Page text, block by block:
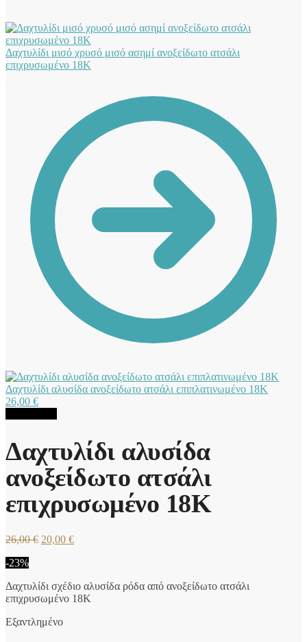
Δαχτυλίδι μισό χρυσό μισό ασημί ανοξείδωτο ατσάλι
επιχρυσωμένο 18Κ
Δαχτυλίδι αλυσίδα ανοξείδωτο ατσάλι επιπλατινωμένο 18Κ
26,00 €
Δαχτυλίδι αλυσίδα
ανοξείδωτο ατσάλι
επιχρυσωμένο 18Κ
26,00€ Original
20,00 €Η
20,00 €.
-23%
Δαχτυλίδι σχέδιο αλυσίδα ρόδα από ανοξείδωτο ατσάλι
επιχρυσωμένο 18Κ
Εξαντλημένο